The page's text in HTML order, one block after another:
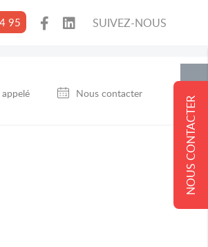
95 SUIVEZ-NOUS
NOUS CONTACTER
Nous contacter